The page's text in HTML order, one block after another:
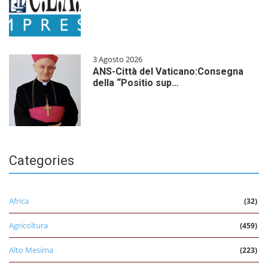
3 Agosto 2026
ANS-Città del Vaticano:Consegna
della “Positio sup…
Categories
Africa (32)
Agricoltura (459)
Alto Mesima (223)